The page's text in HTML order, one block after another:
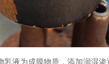
乳液为成膜物质，添加润湿